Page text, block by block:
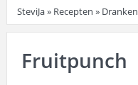
SteviJa» Recepten » Dranken
Fruitpunch